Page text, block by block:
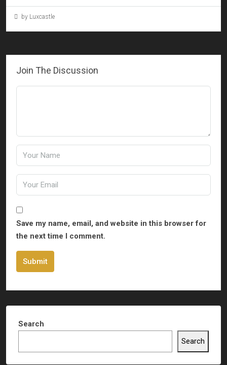
by Luxcastle
Join The Discussion
Save my name, email, and website in this browser for
the next time I comment.
Submit
Search
Search